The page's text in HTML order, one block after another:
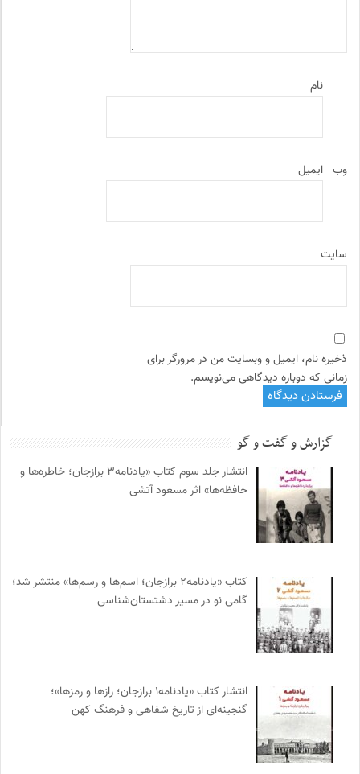
نام
ایمیل وب‌
سایت
ذخیره نام، ایمیل و وبسایت من در مرورگر برای
زمانی که دوباره دیدگاهی می‌نویسم.
گزارش و گفت و گو
انتشار جلد سوم کتاب «یادنامه۳ برازجان؛ خاطره‌ها و
حافظه‌ها» اثر مسعود آتشی
کتاب «یادنامه۲ برازجان؛ اسم‌ها و رسم‌ها» منتشر شد؛
گامی نو در مسیر دشتستان‌شناسی
انتشار کتاب «یادنامه۱ برازجان؛ رازها و رمزها»؛
گنجینه‌ای از تاریخ شفاهی و فرهنگ کهن